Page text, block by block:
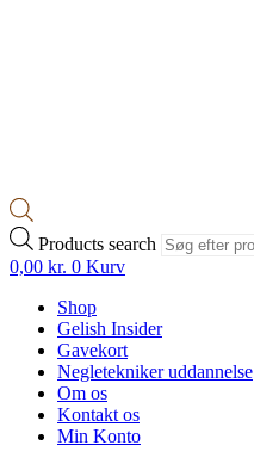
Products search
0,00 kr. 0 Kurv
Shop
Gelish Insider
Gavekort
Negletekniker uddannelse
Om os
Kontakt os
Min Konto